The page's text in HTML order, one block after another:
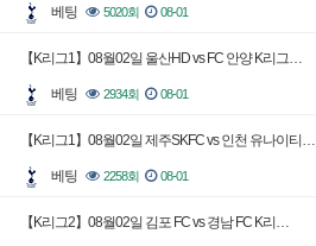
베팅 5020회 08-01
【K리그1】08월02일 울산HD vs FC 안양 K리그…
베팅 2934회 08-01
【K리그1】08월02일 제주SKFC vs 인천 유나이티…
베팅 2258회 08-01
【K리그2】08월02일 김포 FC vs 경남 FC K리…